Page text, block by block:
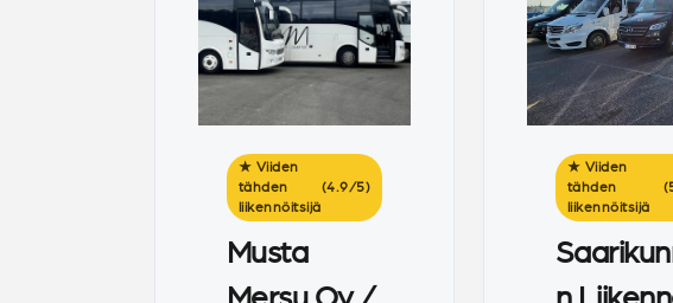
★ Viiden
tähden
liikennöitsijä
(4.9/5)
Musta
★ Viiden
tähden
liikennöitsijä